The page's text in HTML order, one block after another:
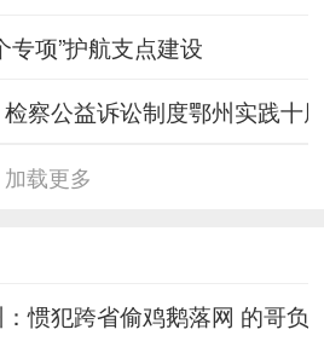
专项”护航支点建设
察公益诉讼制度鄂州实践十
加载更多
：惯犯跨省偷鸡鹅落网 的哥